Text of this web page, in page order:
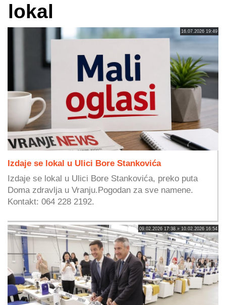
lokal
16.07.2026 19:49
Izdaje se lokal u Ulici Bore Stankovića
Izdaje se lokal u Ulici Bore Stankovića, preko puta
Doma zdravlja u Vranju.Pogodan za sve namene.
Kontakt: 064 228 2192.
09.02.2026 17:38 » 10.02.2026 16:54